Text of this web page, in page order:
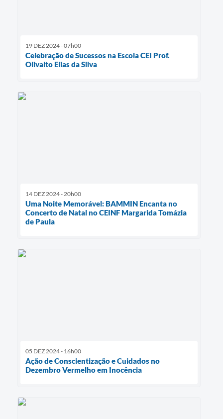
19 DEZ 2024 - 07h00
Celebração de Sucessos na Escola CEI Prof.
Olivalto Elias da Silva
14 DEZ 2024 - 20h00
Uma Noite Memorável: BAMMIN Encanta no
Concerto de Natal no CEINF Margarida Tomázia
de Paula
05 DEZ 2024 - 16h00
Ação de Conscientização e Cuidados no
Dezembro Vermelho em Inocência